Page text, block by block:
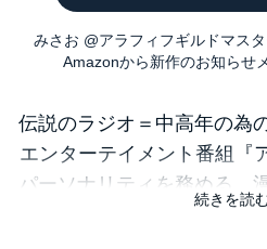
みさお @アラフィフギルドマス
Amazonから新作のお知らせ
伝説のラジオ＝中高年の為
エンターテイメント番組『
パーソナリティを務める。
が人気を呼び人気となる。
続きを読